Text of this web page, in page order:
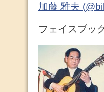
加藤 雅夫
フェイスブッ